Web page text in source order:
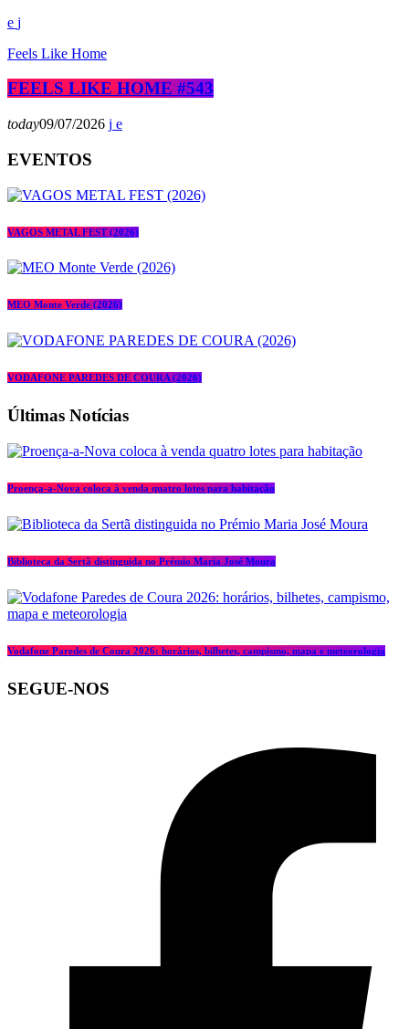
Feels Like Home
FEELS LIKE HOME #543
today09/07/2026
EVENTOS
VAGOS METAL FEST (2026)
MEO Monte Verde (2026)
VODAFONE PAREDES DE COURA (2026)
Últimas Notícias
Proença-a-Nova coloca à venda quatro lotes para habitação
Biblioteca da Sertã distinguida no Prémio Maria José Moura
Vodafone Paredes de Coura 2026: horários, bilhetes, campismo, mapa e meteorologia
SEGUE-NOS